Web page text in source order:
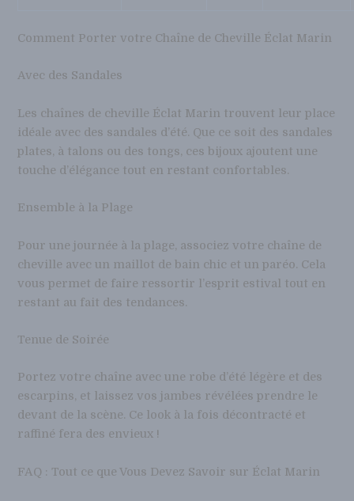
Comment Porter votre Chaîne de Cheville Éclat Marin
Avec des Sandales
Les chaînes de cheville Éclat Marin trouvent leur place
idéale avec des sandales d’été. Que ce soit des sandales
plates, à talons ou des tongs, ces bijoux ajoutent une
touche d’élégance tout en restant confortables.
Ensemble à la Plage
Pour une journée à la plage, associez votre chaîne de
cheville avec un maillot de bain chic et un paréo. Cela
vous permet de faire ressortir l’esprit estival tout en
restant au fait des tendances.
Tenue de Soirée
Portez votre chaîne avec une robe d’été légère et des
escarpins, et laissez vos jambes révélées prendre le
devant de la scène. Ce look à la fois décontracté et
raffiné fera des envieux !
FAQ : Tout ce que Vous Devez Savoir sur Éclat Marin